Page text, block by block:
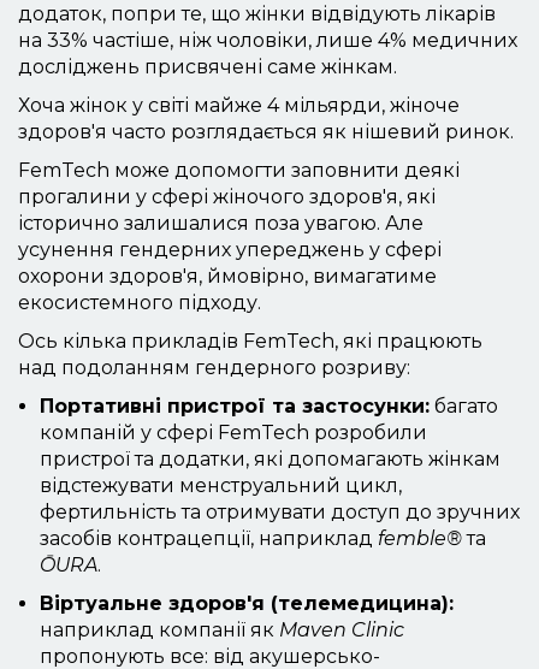
додаток, попри те, що жінки відвідують лікарів
на 33% частіше, ніж чоловіки, лише 4% медичних
досліджень присвячені саме жінкам.
Хоча жінок у світі майже 4 мільярди, жіноче
здоров'я часто розглядається як нішевий ринок.
FemTech може допомогти заповнити деякі
прогалини у сфері жіночого здоров'я, які
історично залишалися поза увагою. Але
усунення гендерних упереджень у сфері
охорони здоров'я, ймовірно, вимагатиме
екосистемного підходу.
Ось кілька прикладів FemTech, які працюють
над подоланням гендерного розриву:
Портативні пристрої та застосунки:багато
компаній у сфері FemTech розробили
пристрої та додатки, які допомагають жінкам
відстежувати менструальний цикл,
фертильність та отримувати доступ до зручних
засобів контрацепції, наприклад femble®та
ŌURA.
Віртуальне здоров'я (телемедицина):
наприклад компанії як Maven Clinic
пропонують все: від акушерсько-